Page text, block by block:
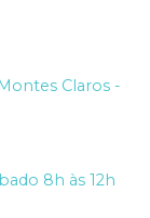
Claros -
8h às 12h